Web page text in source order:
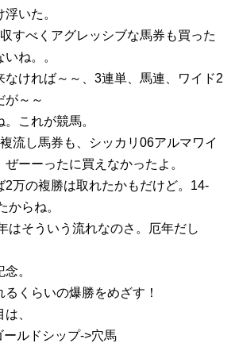
いた。
すべくアグレッシブな馬券も買った
ね。。
なければ～～、3連単、馬連、ワイド2
が～～
これが競馬。
流し馬券も、シッカリ06アルマワイ
ーーったに買えなかったよ。
2万の複勝は取れたかもだけど。14-
からね。
はそういう流れなのさ。厄年だし
。
くらいの爆勝をめざす！
、
ールドシップ->穴馬